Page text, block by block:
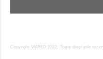
Copyright VAPRO 2022, Toate drepturile